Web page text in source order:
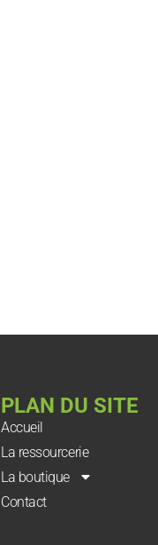
PLAN DU SITE
Accueil
La ressourcerie
La boutique
Contact